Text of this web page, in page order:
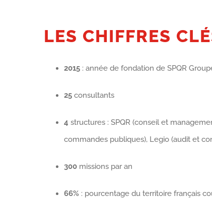
LES CHIFFRES
2015 : année de fondation de SPQR
25 consultants
4 structures : SPQR (conseil et
commandes publiques), Legio (audit et
300 missions par an
66%: pourcentage du territoire français